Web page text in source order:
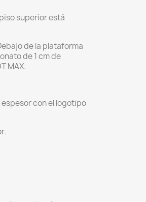
superior está
de la plataforma
de 1 cm de
MAX.
con el logotipo